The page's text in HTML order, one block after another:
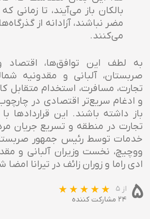
بالکان باز می‌آیند، تا زمانی
مضر نباشند، آزادانه از
می‌کنند.
به لطف این توافق‌ها، اقتصاد
صربستان، آلبانی و مقدونیه
تجارت، مسافرت، استخدام متقابل
و ادغام سریع‌تر اقتصادی در
باز داشته باشند. این قراردادها
تجارت در منطقه و تسریع جریان
خدمات توسط رئیس جمهور
ووچیچ، نخست وزیران آلبانی و
ادی راما و زوران زائف در تیرانا امضا
۵ از ۵
۲۴ مشارکت کننده